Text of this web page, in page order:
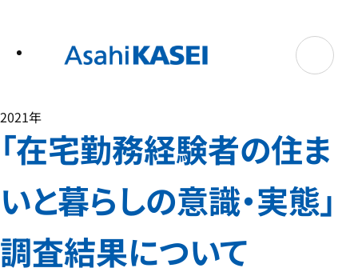
2021年
「在宅勤務経験者の住ま
いと暮らしの意識・実態」
調査結果について